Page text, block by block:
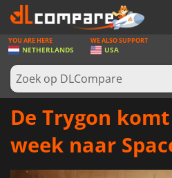
SPELLEN
GAME CARDS
SOFTWARE
YOU ARE HERE
NETHERLANDS
WE ALSO SUPPORT
USA
De Trygon
week naar